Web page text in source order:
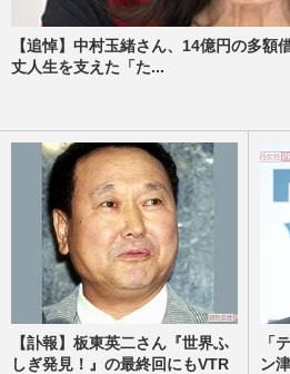
【追悼】中村玉緒さん、14億円の多
丈人生を支えた「た...
【訃報】板東英二さん『世界ふ
しぎ発見！』の最終回にもVTR
「
ン